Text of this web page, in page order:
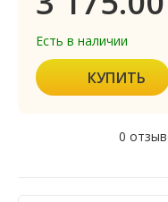
Есть в наличии
КУПИТЬ
0